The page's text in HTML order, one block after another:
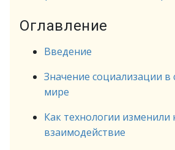
Оглавление
Введение
Значение социализации
мире
Как технологии изменили
взаимодействие